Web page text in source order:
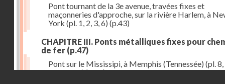
Pont tournant de la 3e avenue, travées fixes et
maçonneries d'approche, sur la rivière Harlem, à
York (pl. 1, 2, 3, 6) (p.43)
CHAPITRE III. Ponts métalliques fixes pour
de fer (p.47)
Pont sur le Mississipi, à Memphis (Tennessée) (pl. 8,
11, 12, 13)(p.47)